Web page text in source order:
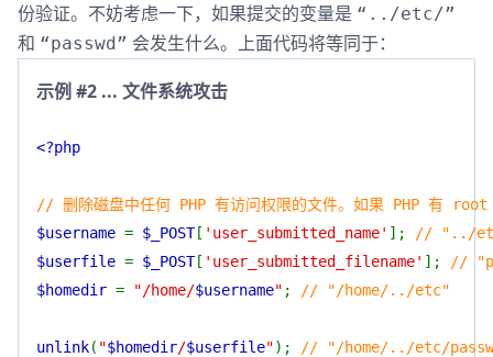
份验证。不妨考虑一下，如果提交的变量是 “../etc/”
和 “passwd” 会发生什么。上面代码将等同于：
示例 #2 ... 文件系统攻击
<?php
// 删除磁盘中任何 PHP 有访问权限的文件。如果 PHP 有 root
$username = $_POST[ 'user_submitted_name' ];
// "../
$userfile = $_POST[ 'user_submitted_filename' ];
//
$homedir = "/home/$username" ; // "/home/../etc"
unlink( "$homedir/$userfile"); // "/home/../etc/